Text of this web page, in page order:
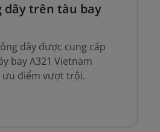
dây trên tàu bay
dây được cung cấp
bay A321 Vietnam
ưu điểm vượt trội.